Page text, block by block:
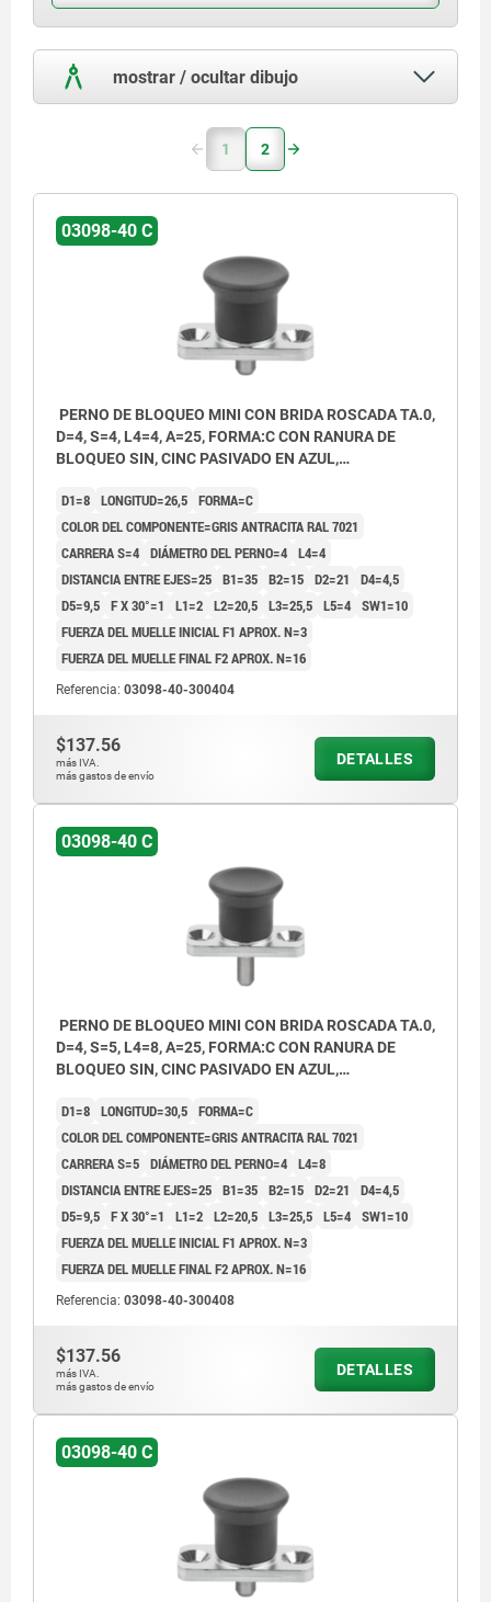
mostrar / ocultar dibujo
1 2
03098-40 C
PERNO DE BLOQUEO MINI CON BRIDA ROSCADA TA.0,
D=4, S=4, L4=4, A=25, FORMA:C CON RANURA DE
BLOQUEO SIN, CINC PASIVADO EN AZUL,
D1=8 LONGITUD=26,5 FORMA=C
COLOR DEL COMPONENTE=GRIS ANTRACITA RAL 7021
CARRERA S=4 DIÁMETRO DEL PERNO=4 L4=4
DISTANCIA ENTRE EJES=25 B1=35 B2=15 D2=21
D4=4,5
D5=9,5 F X 30°=1 L1=2 L2=20,5 L3=25,5 L5=4 SW1=10
FUERZA DEL MUELLE INICIAL F1 APROX. N=3
FUERZA DEL MUELLE FINAL F2 APROX. N=16
Referencia: 03098-40-300404
$137.56
más IVA.
más gastos de envío
DETALLES
03098-40 C
PERNO DE BLOQUEO MINI CON BRIDA ROSCADA TA.0,
D=4, S=5, L4=8, A=25, FORMA:C CON RANURA DE
BLOQUEO SIN, CINC PASIVADO EN AZUL,
D1=8 LONGITUD=30,5 FORMA=C
COLOR DEL COMPONENTE=GRIS ANTRACITA RAL 7021
CARRERA S=5 DIÁMETRO DEL PERNO=4 L4=8
DISTANCIA ENTRE EJES=25 B1=35 B2=15 D2=21
D4=4,5
D5=9,5 F X 30°=1 L1=2 L2=20,5 L3=25,5 L5=4 SW1=10
FUERZA DEL MUELLE INICIAL F1 APROX. N=3
FUERZA DEL MUELLE FINAL F2 APROX. N=16
Referencia: 03098-40-300408
$137.56
más IVA.
más gastos de envío
DETALLES
03098-40 C